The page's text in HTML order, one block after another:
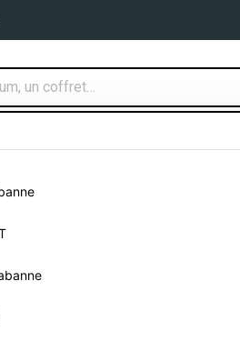
Eyeliner Waterproof Woody Green